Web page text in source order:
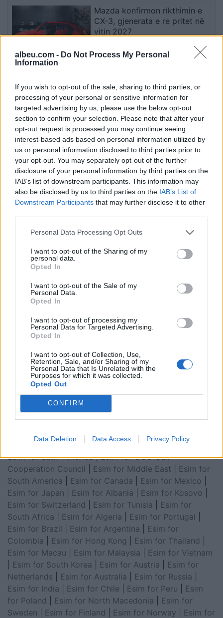
albeu.com - Do Not Process My Personal
Information
If you wish to opt-out of the sale, sharing to third parties, or
processing of your personal or sensitive information for
targeted advertising by us, please use the below opt-out
section to confirm your selection. Please note that after your
opt-out request is processed you may continue seeing
interest-based ads based on personal information utilized by
us or personal information disclosed to third parties prior to
your opt-out. You may separately opt-out of the further
disclosure of your personal information by third parties on the
IAB’s list of downstream participants. This information may
also be disclosed by us to third parties on the IAB’s List of
Downstream Participants that may further disclose it to other
Personal Data Processing Opt Outs
I want to opt-out of the Sharing of my
personal data.
Opted In
I want to opt-out of the Sale of my
Personal Data.
Opted In
I want to opt-out of processing my
Personal Data for Targeted Advertising.
Opted In
I want to opt-out of Collection, Use,
Retention, Sale, and/or Sharing of my
Personal Data that Is Unrelated with the
Purposes for which it was collected.
Opted Out
CONFIRM
Data Deletion Data Access Privacy Policy
Mazda konfirmon rikthimin e
CX-3, gjenerata e re pritet në
vitin 2027
do të ishte kështu
Arrestohet 73-vjeçari në Krujë,
ndezi zjarr për të djegur barin
dhe flakët u përhapën drejt
malit
Esim for Global|Esim for Europe|Esim for Caribbean
Esim for USA|
for Turkey|Esim for Germany|Esim for Greece|Esim
for Asia
Esim for World Cup 2026
Arabia|Esim for Egypt|Esim for United Arab
Esim for Balkans Esim for Morocco
for China| Esim for United Kingdom |Esim for Africa
Esim for Latin America|Esim for GCC Gulf
Cooperation Council
Esim for Middle East
Esim for
South America
Esim for Canada Esim for Mexico
Esim for Japan
Esim for Albania Esim for Kosovo
Esim for Switzerland
Esim for Tunisia
Esim for
South Africa
Esim for Algeria Esim for Portugal
Esim for Brazil
Esim for Argentina
Esim for
Colombia
Esim for Hong Kong Esim for Thailand
Esim for Macau
Esim for Malaysia
Esim for Vietnam
Esim for South Korea Esim for Austria
Esim for
Netherlands
Esim for Australia Esim for Russia
Esim for India
Esim for Chile Esim for Peru
Esim
for Poland
Esim for North Macedonia
Esim for
Sweden
Esim for Finland Esim for Norway
Esim for